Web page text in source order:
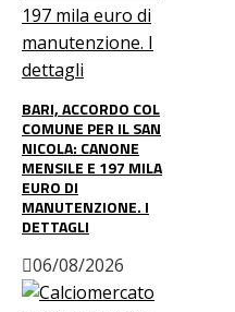
BARI, ACCORDO COL
COMUNE PER IL SAN
NICOLA: CANONE
MENSILE E 197 MILA
EURO DI
MANUTENZIONE. I
DETTAGLI
06/08/2026